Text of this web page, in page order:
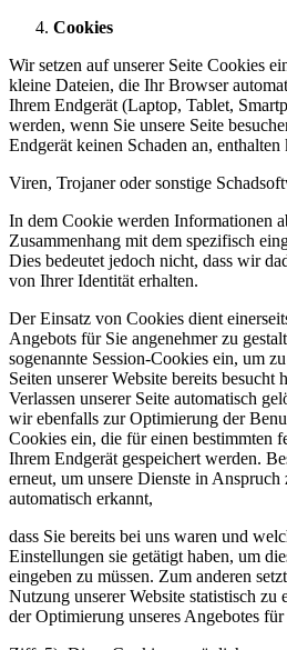
Cookies
Wir setzen auf unserer Seite Cookies
kleine Dateien, die Ihr Browser
Ihrem Endgerät (Laptop, Tablet,
werden, wenn Sie unsere Seite
Endgerät keinen Schaden an, enthalten
Viren, Trojaner oder sonstige
In dem Cookie werden Informationen
Zusammenhang mit dem spezifisch
Dies bedeutet jedoch nicht, dass wir
von Ihrer Identität erhalten.
Der Einsatz von Cookies dient
Angebots für Sie angenehmer zu
sogenannte Session-Cookies ein, um
Seiten unserer Website bereits besucht
Verlassen unserer Seite automatisch
wir ebenfalls zur Optimierung der
Cookies ein, die für einen bestimmten
Ihrem Endgerät gespeichert werden.
erneut, um unsere Dienste in
automatisch erkannt,
dass Sie bereits bei uns waren und
Einstellungen sie getätigt haben, um
eingeben zu müssen. Zum anderen
Nutzung unserer Website statistisch zu
der Optimierung unseres Angebotes